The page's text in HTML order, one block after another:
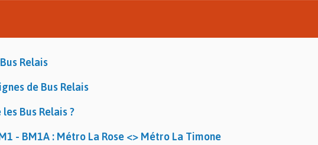
Relais
de Bus Relais
Bus Relais ?
- BM1A : Métro La Rose <> Métro La Timone